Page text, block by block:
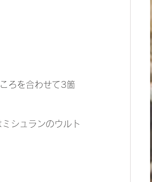
ろを合わせて3箇
シュランのウルト